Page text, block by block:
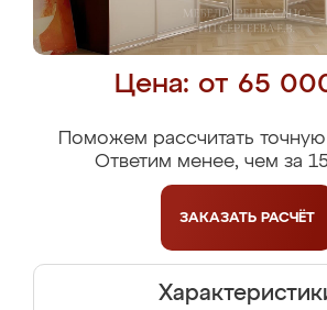
Цена: от 65
Поможем рассчитать точную
Ответим менее, чем за
ЗАКАЗАТЬ РАСЧЁТ